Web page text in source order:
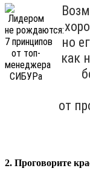
но
как
от
2. Проговорите